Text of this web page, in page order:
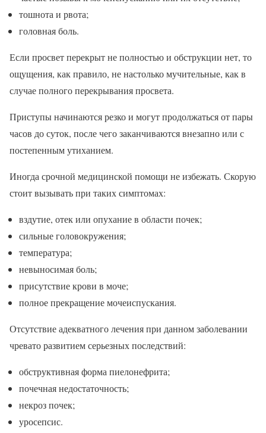
тошнота и рвота;
головная боль.
Если просвет перекрыт не полностью и обструкции нет, то
ощущения, как правило, не настолько мучительные, как в
случае полного перекрывания просвета.
Приступы начинаются резко и могут продолжаться от пары
часов до суток, после чего заканчиваются внезапно или с
постепенным утиханием.
Иногда срочной медицинской помощи не избежать. Скорую
стоит вызывать при таких симптомах:
вздутие, отек или опухание в области почек;
сильные головокружения;
температура;
невыносимая боль;
присутствие крови в моче;
полное прекращение мочеиспускания.
Отсутствие адекватного лечения при данном заболевании
чревато развитием серьезных последствий:
обструктивная форма пиелонефрита;
почечная недостаточность;
некроз почек;
уросепсис.